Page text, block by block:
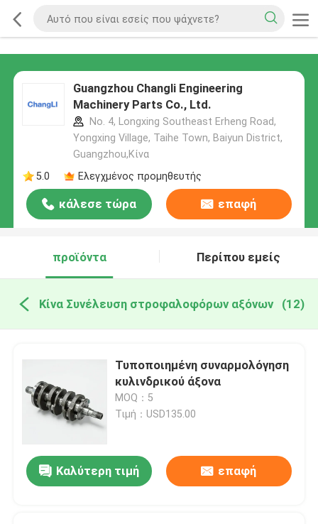
Guangzhou Changli Engineering
Machinery Parts Co., Ltd.
No. 4, Longxing Southeast Erheng Road,
Yongxing Village, Taihe Town, Baiyun District,
Guangzhou,Κίνα
5.0
Ελεγχμένος προμηθευτής
κάλεσε τώρα επαφή
προϊόντα Περίπου εμείς
Κίνα Συνέλευση στροφαλοφόρων αξόνων (12)
Τυποποιημένη συναρμολόγηση
κυλινδρικού άξονα
MOQ：5
Τιμή：USD135.00
Καλύτερη τιμή επαφή